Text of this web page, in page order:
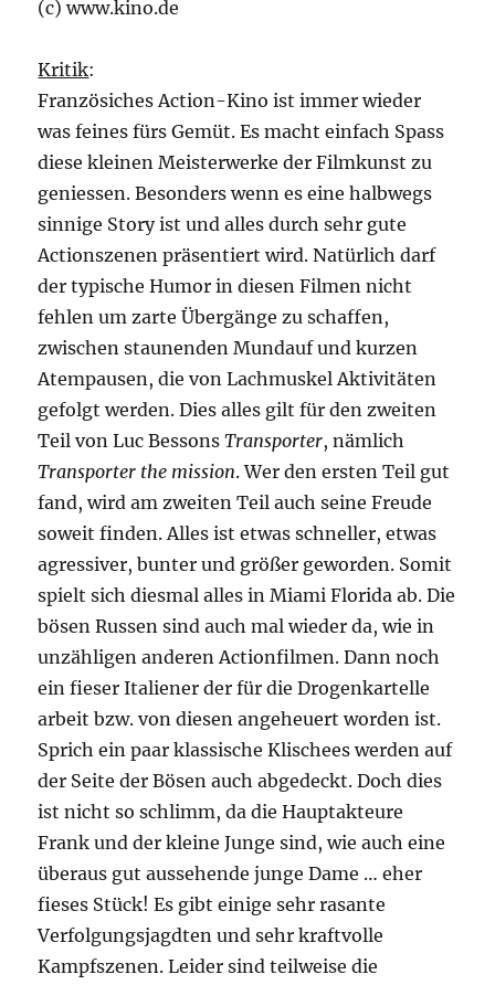
(c) www.kino.de
Kritik:
Französiches Action-Kino ist immer wieder
was feines fürs Gemüt. Es macht einfach Spass
diese kleinen Meisterwerke der Filmkunst zu
geniessen. Besonders wenn es eine halbwegs
sinnige Story ist und alles durch sehr gute
Actionszenen präsentiert wird. Natürlich darf
der typische Humor in diesen Filmen nicht
fehlen um zarte Übergänge zu schaffen,
zwischen staunenden Mundauf und kurzen
Atempausen, die von Lachmuskel Aktivitäten
gefolgt werden. Dies alles gilt für den zweiten
Teil von Luc BessonsTransporter, nämlich
Transporter the mission. Wer den ersten Teil gut
fand, wird am zweiten Teil auch seine Freude
soweit finden. Alles ist etwas schneller, etwas
agressiver, bunter und größer geworden. Somit
spielt sich diesmal alles in Miami Florida ab. Die
bösen Russen sind auch mal wieder da, wie in
unzähligen anderen Actionfilmen. Dann noch
ein fieser Italiener der für die Drogenkartelle
arbeit bzw. von diesen angeheuert worden ist.
Sprich ein paar klassische Klischees werden auf
der Seite der Bösen auch abgedeckt. Doch dies
ist nicht so schlimm, da die Hauptakteure
Frank und der kleine Junge sind, wie auch eine
überaus gut aussehende junge Dame … eher
fieses Stück! Es gibt einige sehr rasante
Verfolgungsjagdten und sehr kraftvolle
Kampfszenen. Leider sind teilweise die